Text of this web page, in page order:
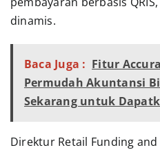
dinamis.
Baca Juga : Fitur
Permudah Akuntansi
Sekarang untuk
Direktur Retail Funding